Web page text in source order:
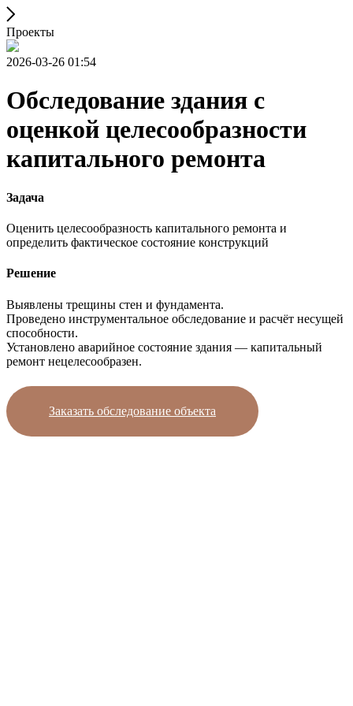
Проекты
2026-03-26 01:54
Обследование здания с
оценкой целесообразности
капитального ремонта
Задача
Оценить целесообразность капитального ремонта и
определить фактическое состояние конструкций
Решение
Выявлены трещины стен и фундамента.
Проведено инструментальное обследование и расчёт несущей
способности.
Установлено аварийное состояние здания — капитальный
ремонт нецелесообразен.
Заказать обследование объекта